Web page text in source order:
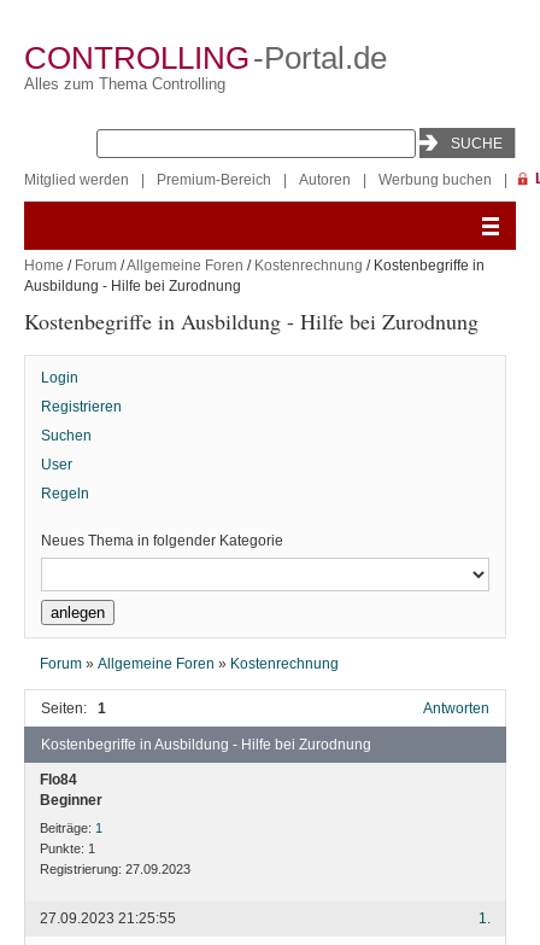
CONTROLLING-Portal.de
Alles zum Thema Controlling
Mitglied werden Premium-Bereich Autoren Werbung buchen
Home / Forum /Allgemeine Foren / Kostenrechnung / Kostenbegriffe in
Ausbildung - Hilfe bei Zurodnung
Kostenbegriffe in Ausbildung - Hilfe bei Zurodnung
Login
Registrieren
Suchen
User
Regeln
Neues Thema in folgender Kategorie
Forum »Allgemeine Foren » Kostenrechnung
Seiten: 1 Antworten
Kostenbegriffe in Ausbildung - Hilfe bei Zurodnung
Flo84
Beginner
Beiträge: 1
Punkte: 1
Registrierung: 27.09.2023
1.
27.09.2023 21:25:55